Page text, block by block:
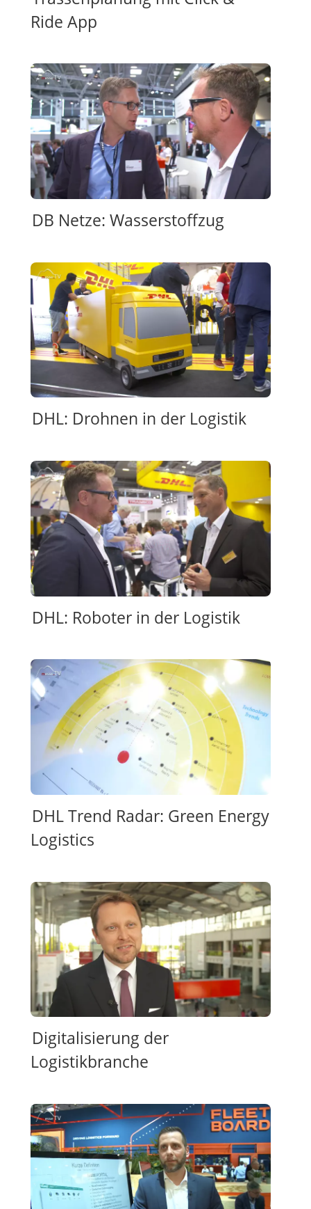
Ride App
DB Netze: Wasserstoffzug
DHL: Drohnen in der Logistik
DHL: Roboter in der Logistik
DHL Trend Radar: Green Energy
Logistics
Digitalisierung der
Logistikbranche